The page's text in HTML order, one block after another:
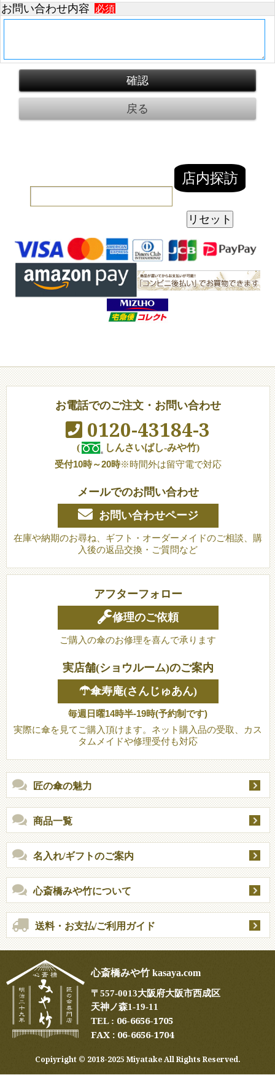
お問い合わせ内容 必須
お電話でのご注文・お問い合わせ
0120-43184-3
(
しんさいばし-みや竹)
受付10時～20時※時間外は留守電で対応
メールでのお問い合わせ
お問い合わせページ
在庫や納期のお尋ね、ギフト・オーダーメイドのご相談、購
入後の返品交換・ご質問など
アフターフォロー
修理のご依頼
ご購入の傘のお修理を喜んで承ります
実店舗(ショウルーム)のご案内
☂傘寿庵(さんじゅあん)
毎週日曜14時半-19時(予約制です)
実際に傘を見てご購入頂けます。ネット購入品の受取、カス
タムメイドや修理受付も対応
匠の傘の魅力
商品一覧
名入れ/ギフトのご案内
心斎橋みや竹について
送料・お支払/ご利用ガイド
心斎橋みや竹 kasaya.com
〒557-0013大阪府大阪市西成区
天神ノ森1-19-11
TEL : 06-6656-1705
FAX : 06-6656-1704
Copiyright ©︎ 2018-2025 Miyatake All Rights Reserved.